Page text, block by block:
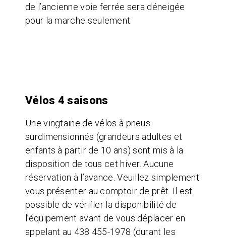
de l’ancienne voie ferrée sera déneigée
pour la marche seulement.
Vélos 4 saisons
Une vingtaine de vélos à pneus
surdimensionnés (grandeurs adultes et
enfants à partir de 10 ans) sont mis à la
disposition de tous cet hiver. Aucune
réservation à l’avance. Veuillez simplement
vous présenter au comptoir de prêt. Il est
possible de vérifier la disponibilité de
l’équipement avant de vous déplacer en
appelant au 438 455-1978 (durant les